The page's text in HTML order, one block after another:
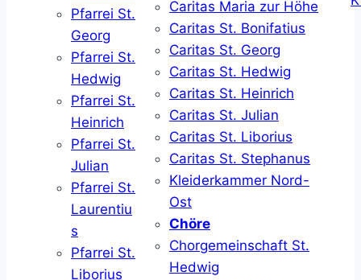
Pfarrei St.
Georg
Pfarrei St.
Hedwig
Pfarrei St.
Heinrich
Pfarrei St.
Julian
Pfarrei St.
Laurentiu
s
Pfarrei St.
Liborius
Caritas Maria zur Höhe
Caritas St. Bonifatius
Caritas St. Georg
Caritas St. Hedwig
Caritas St. Heinrich
Caritas St. Julian
Caritas St. Liborius
Caritas St. Stephanus
Kleiderkammer Nord-
Ost
Chöre
Chorgemeinschaft St.
Hedwig